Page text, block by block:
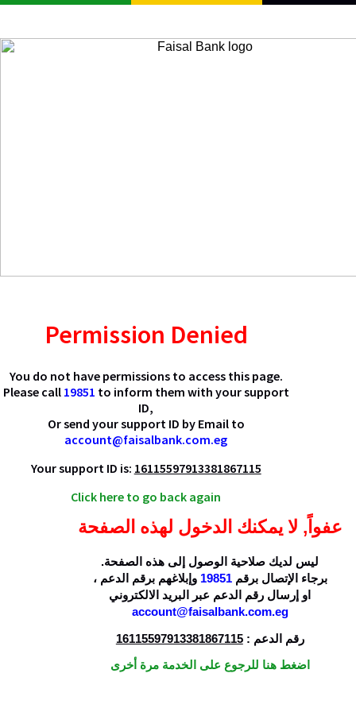
Permission Denied
You do not have permissions to access this page.
Please call 19851 to inform them with your support
ID,
Or send your support ID by Email to
account@faisalbank.com.eg
Your support ID is: 16115597913381867115
Click here to go back again
عفواً, لا يمكنك الدخول لهذه الصفحة
ليس لديك صلاحية الوصول إلى هذه الصفحة.
برجاء الإتصال برقم19851 وإبلاغهم برقم الدعم،
او إرسال رقم الدعم عبر البريد الالكتروني
account@faisalbank.com.eg
رقم الدعم :16115597913381867115
اضغط هنا للرجوع على الخدمة مرة أخرى